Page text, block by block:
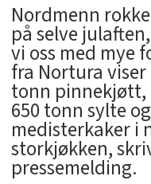
Nordmenn
på selve
vi oss med mye
fra Nortura
tonn pinnekjøtt,
650 tonn sylte
medisterkaker i
storkjøkken,
pressemelding.